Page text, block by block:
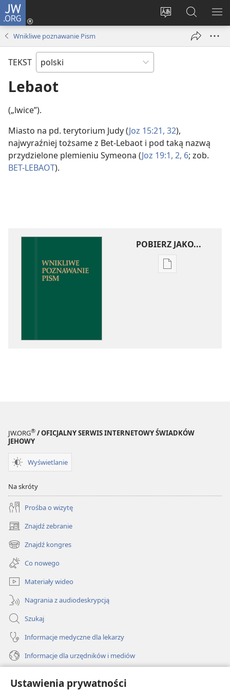
Ustawienia prywatności
JW.ORG
Wybór
Logowanie
(opens
Szukaj
na
JW.ORG
Wnikliwe poznawanie Pism
TEKST
Lebaot
(„lwice”).
Miasto na pd. terytorium Judy (Joz 15:21, 32),
najwyraźniej tożsame z Bet-Lebaot i pod taką nazwą
przydzielone plemieniu Symeona (Joz 19:1, 2, 6; zob.
BET-LEBAOT).
POBIERZ JAKO...
Ustawienia
JW.ORG® / OFICJALNY SERWIS INTERNETOWY ŚWIADKÓW
JEHOWY
Wyświetlanie
Na skróty
Prośba o wizytę
Znajdź zebranie
(opens
new
window)
Znajdź kongres
(opens
new
window)
Co nowego
Materiały wideo
Nagrania z audiodeskrypcją
Szukaj
Informacje medyczne dla lekarzy
Informacje dla urzędników i mediów